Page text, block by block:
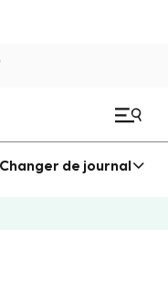
Changer de journal